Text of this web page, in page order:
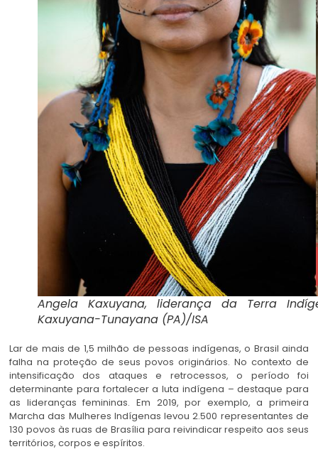
Angela Kaxuyana, liderança da Terra
Kaxuyana-Tunayana (PA)/ISA
Lar de mais de 1,5 milhão de pessoas indígenas, o Brasil ainda
falha na proteção de seus povos originários. No contexto de
intensificação dos ataques e retrocessos, o período foi
determinante para fortalecer a luta indígena – destaque para
as lideranças femininas. Em 2019, por exemplo, a primeira
Marcha das Mulheres Indígenas levou 2.500 representantes de
130 povos às ruas de Brasília para reivindicar respeito aos seus
territórios, corpos e espíritos.